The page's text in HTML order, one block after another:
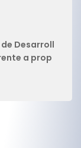
Desarroll
a prop